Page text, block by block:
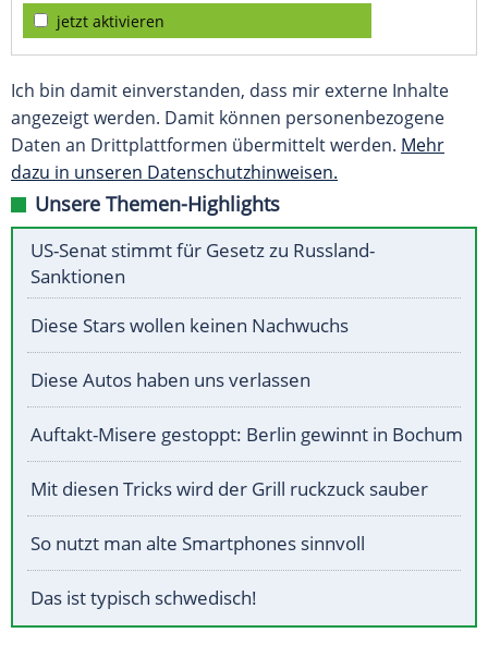
jetzt aktivieren
Ich bin damit einverstanden, dass mir externe Inhalte
angezeigt werden. Damit können personenbezogene
Daten an Drittplattformen übermittelt werden. Mehr
dazu in unseren Datenschutzhinweisen.
Unsere Themen-Highlights
US-Senat stimmt für Gesetz zu Russland-
Sanktionen
Diese Stars wollen keinen Nachwuchs
Diese Autos haben uns verlassen
Auftakt-Misere gestoppt: Berlin gewinnt in Bochum
Mit diesen Tricks wird der Grill ruckzuck sauber
So nutzt man alte Smartphones sinnvoll
Das ist typisch schwedisch!